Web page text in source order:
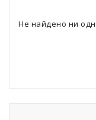
Не найдено ни